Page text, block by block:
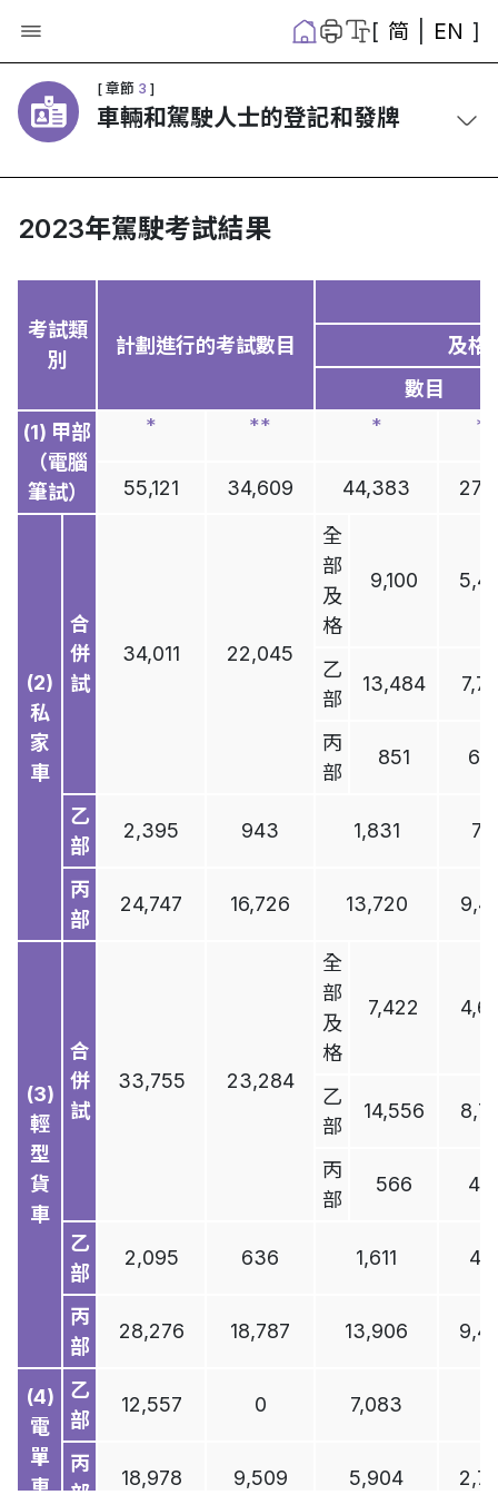
[ 简 EN ]
[ 章節 3 ]
車輛和駕駛人士的登記和發牌
2023年駕駛考試結果
考試類
別
計劃進行的考試數目
及格
數目
(1) 甲部
（電腦
筆試）
* ** * **
55,121 34,609 44,383
(2)
私
家
車
合
併
試
34,011 22,045
全
部
及
格
9,100
乙
部
13,484
丙
部
851
乙
部
2,395 943 1,831
丙
部
24,747 16,726 13,720
(3)
輕
型
貨
車
合
併
試
33,755 23,284
全
部
及
格
7,422
乙
部
14,556
丙
部
566
乙
部
2,095 636 1,611
丙
部
28,276 18,787 13,906
(4)
電
單
車
乙
部
12,557 0 7,083
丙
18,978 9,509 5,904
ANNUAL
TRANSPORT
DIGEST
資
料
2024
輸
基
礎
設
施
管
理
駕
駛
人
士
的
登
牌
行
管
制
區
5
公
共
交
通